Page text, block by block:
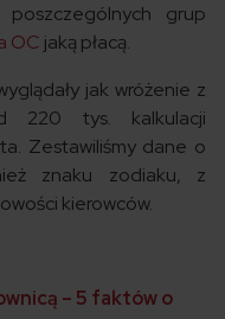
grup
OC jaką płacą.
jak wróżenie z
220 tys. kalkulacji
Zestawiliśmy dane o
znaku zodiaku, z
kierowców.
– 5 faktów o